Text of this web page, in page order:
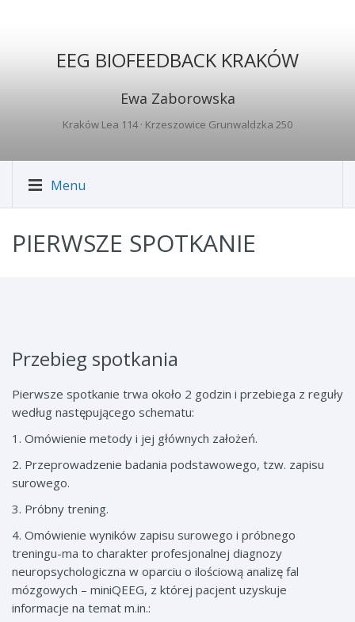
EEG BIOFEEDBACK KRAKÓW
Ewa Zaborowska
Kraków Lea 114· Krzeszowice Grunwaldzka 250
Menu
PIERWSZE SPOTKANIE
Przebieg spotkania
Pierwsze spotkanie trwa około 2 godzin i przebiega z reguły
według następującego schematu:
1. Omówienie metody i jej głównych założeń.
2. Przeprowadzenie badania podstawowego, tzw. zapisu
surowego.
3. Próbny trening.
4. Omówienie wyników zapisu surowego i próbnego
treningu-ma to charakter profesjonalnej diagnozy
neuropsychologiczna w oparciu o ilościową analizę fal
mózgowych – miniQEEG, z której pacjent uzyskuje
informacje na temat m.in.: